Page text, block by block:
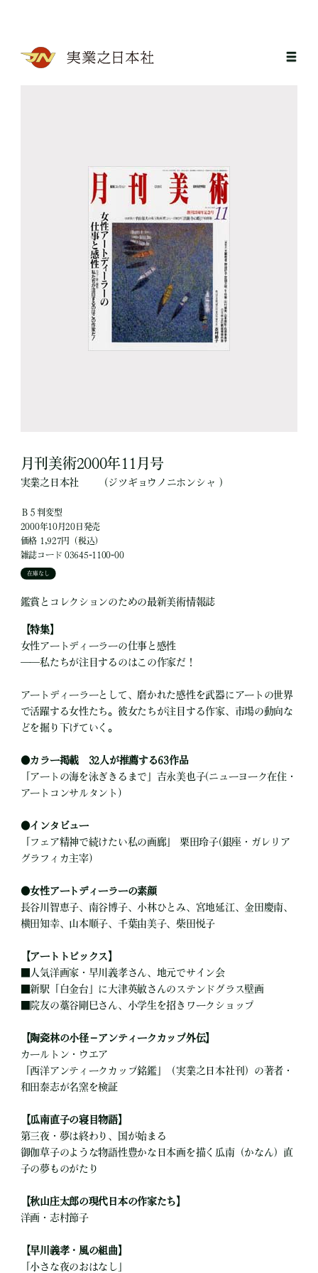
月刊美術2000年11月号
実業之日本社 （ジツギョウノニホンシャ ）
Ｂ５判変型
2000年10月20日発売
価格 1,927円（税込）
雑誌コード 03645-1100-00
在庫なし
鑑賞とコレクションのための最新美術情報誌
【特集】
女性アートディーラーの仕事と感性
――私たちが注目するのはこの作家だ！
アートディーラーとして、磨かれた感性を武器にアートの世界
で活躍する女性たち。彼女たちが注目する作家、市場の動向な
どを掘り下げていく。
●カラー掲載 32人が推薦する63作品
「アートの海を泳ぎきるまで」吉永美也子(ニューヨーク在住・
アートコンサルタント)
●インタビュー
「フェア精神で続けたい私の画廊」 栗田玲子(銀座・ガレリア
グラフィカ主宰)
●女性アートディーラーの素顔
長谷川智恵子、南谷博子、小林ひとみ、宮地延江、金田慶南、
横田知幸、山本順子、千葉由美子、柴田悦子
【アートトピックス】
人気洋画家・早川義孝さん、地元でサイン会
■新駅「白金台」に大津英敏さんのステンドグラス壁画
院友の藁谷剛巳さん、小学生を招きワークショップ
【陶瓷林の小径－アンティークカップ外伝】
カールトン・ウエア
「西洋アンティークカップ銘鑑」（実業之日本社刊）の著者・
和田泰志が名窯を検証
【瓜南直子の寝目物語】
第三夜・夢は終わり、国が始まる
御伽草子のような物語性豊かな日本画を描く瓜南（かなん）直
子の夢ものがたり
【秋山庄太郎の現代日本の作家たち】
洋画・志村節子
【早川義孝・風の組曲】
「小さな夜のおはなし」